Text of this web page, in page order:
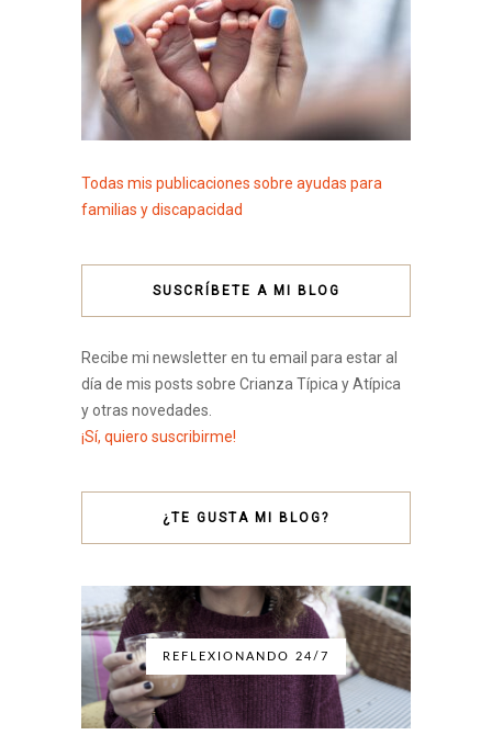
Todas mis publicaciones sobre ayudas para
familias y discapacidad
SUSCRÍBETE A MI BLOG
Recibe mi newsletter en tu email para estar al
día de mis posts sobre Crianza Típica y Atípica
y otras novedades.
¡Sí, quiero suscribirme!
¿TE GUSTA MI BLOG?
REFLEXIONANDO 24/7